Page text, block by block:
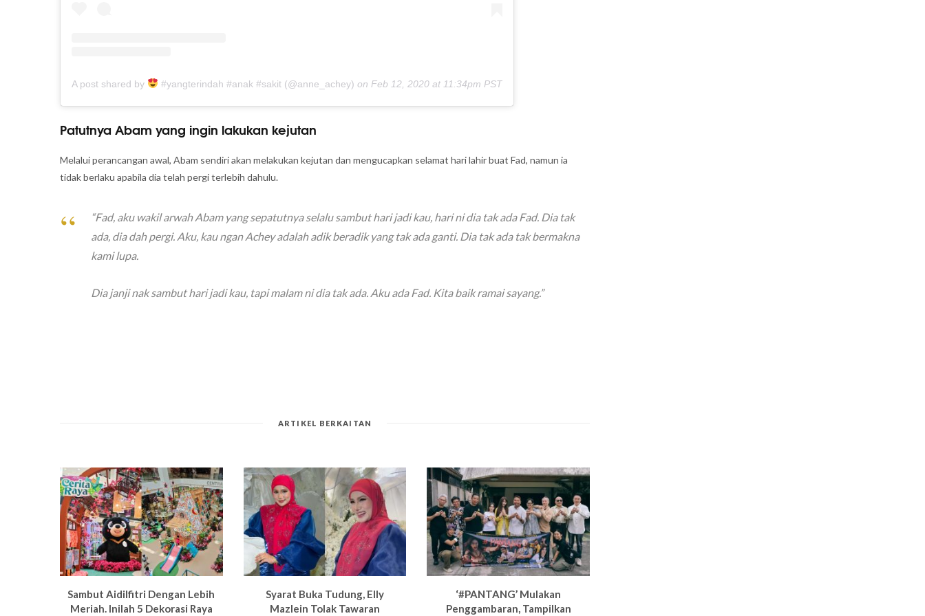
A post shared by #yangterindah #anak #sakit (@anne_achey) on Feb 12, 2020 at 11:34pm PST
Patutnya Abam yang ingin lakukan kejutan
Melalui perancangan awal, Abam sendiri akan melakukan kejutan dan mengucapkan selamat hari lahir buat Fad, namun ia
tidak berlaku apabila dia telah pergi terlebih dahulu.
“Fad, aku wakil arwah Abam yang sepatutnya selalu sambut hari jadi kau, hari ni dia tak ada Fad. Dia tak
ada, dia dah pergi. Aku, kau ngan Achey adalah adik beradik yang tak ada ganti. Dia tak ada tak bermakna
kami lupa.
Dia janji nak sambut hari jadi kau, tapi malam ni dia tak ada. Aku ada Fad. Kita baik ramai sayang.”
ARTIKEL BERKAITAN
Sambut Aidilfitri Dengan Lebih
Meriah. Inilah 5 Dekorasi Raya
Syarat Buka Tudung, Elly
Mazlein Tolak Tawaran
‘#PANTANG’ Mulakan
Penggambaran, Tampilkan